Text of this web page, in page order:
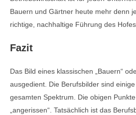
Bauern und Gärtner heute mehr denn
richtige, nachhaltige Führung des
Fazit
Das Bild eines klassischen „Bauern“
ausgedient. Die Berufsbilder sind
gesamten Spektrum. Die obigen
„angerissen“. Tatsächlich ist das